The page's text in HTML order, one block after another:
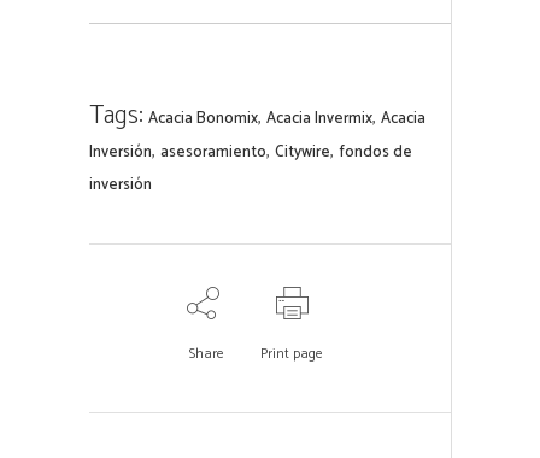
Tags: Acacia Bonomix, Acacia Invermix, Acacia
Inversión, asesoramiento, Citywire, fondos de
inversión
Share Print page